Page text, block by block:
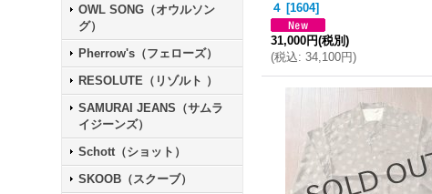
OWL SONG（オウルソン
グ）
Pherrow's（フェローズ）
RESOLUTE（リゾルト ）
SAMURAI JEANS（サムラ
イジーンズ）
Schott（ショット）
SKOOB（スクーブ）
４ [1604]
31,000円(税別)
(税込: 34,100円)